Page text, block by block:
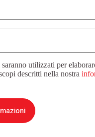
utilizzati per
descritti nella nostra